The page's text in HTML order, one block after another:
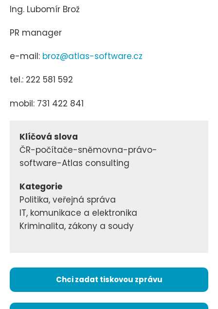
Ing. Lubomír Brož
PR manager
e-mail: broz@atlas-software.cz
tel.: 222 581 592
mobil: 731 422 841
Klíčová slova
ČR-počítače-sněmovna-právo-
software-Atlas consulting
Kategorie
Politika, veřejná správa
IT, komunikace a elektronika
Kriminalita, zákony a soudy
Chci zadat tiskovou zprávu